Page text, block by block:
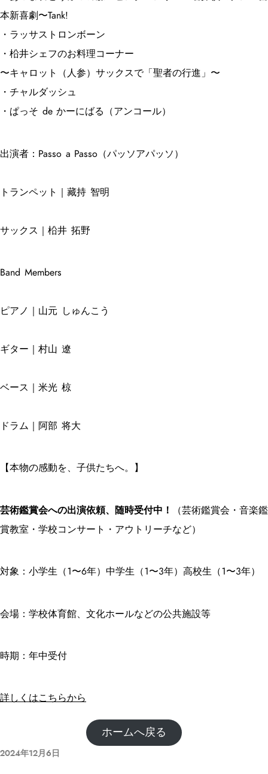
本新喜劇〜Tank!
・ラッサストロンボーン
・柗井シェフのお料理コーナー
〜キャロット（人参）サックスで「聖者の行進」〜
・チャルダッシュ
・ぱっそ de かーにばる（アンコール）
出演者：Passo a Passo（パッソアパッソ）
トランペット｜藏持 智明
サックス｜柗井 拓野
Band Members
ピアノ｜山元 しゅんこう
ギター｜村山 遼
ベース｜米光 椋
ドラム｜阿部 将大
【本物の感動を、子供たちへ。】
芸術鑑賞会への出演依頼、随時受付中！
（芸術鑑賞会・音楽鑑
賞教室・学校コンサート・アウトリーチなど）
対象：小学生（1〜6年）中学生（1〜3年）高校生（1〜3年）
会場：学校体育館、文化ホールなどの公共施設等
時期：年中受付
詳しくはこちらから
ホームへ戻る
2024年12月6日